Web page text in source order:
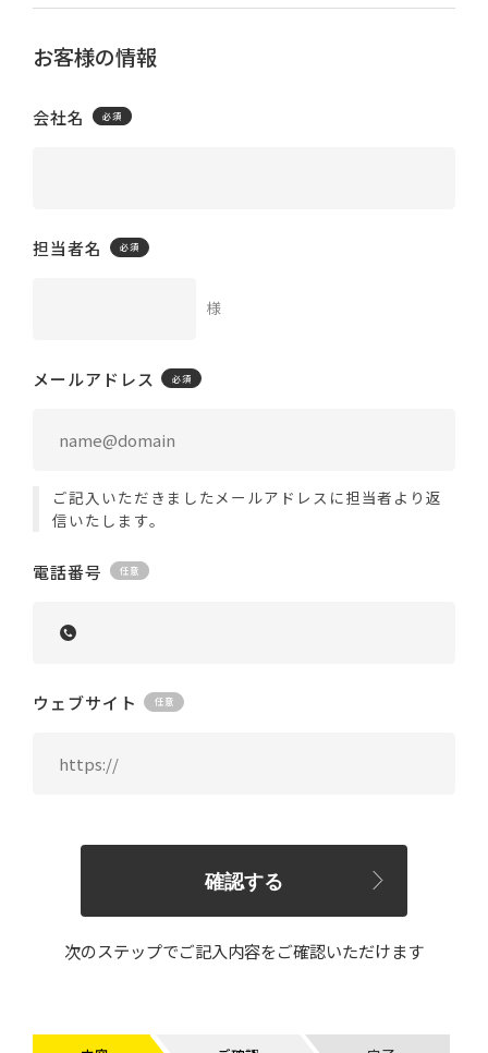
お客様の情報
会社名
担当者名
様
メールアドレス
ご記入いただきましたメールアドレスに担当者より返
信いたします。
電話番号
ウェブサイト
確認する
次のステップでご記入内容をご確認いただけます